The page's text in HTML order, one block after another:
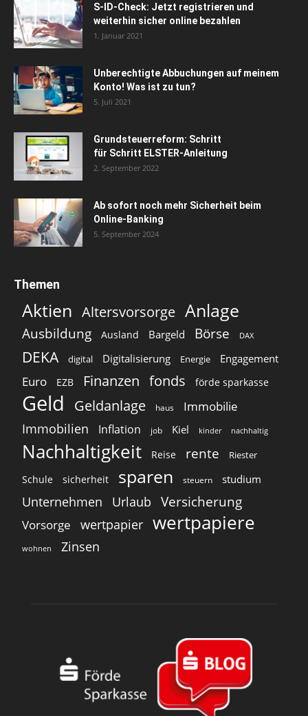
S-ID-Check: Jetzt registrieren und
weiterhin sicher online bezahlen
1. Januar 2021
Unberechtigte Abbuchungen auf meinem
Konto! Was ist zu tun?
5. Juli 2021
Grundsteuerreform: Schritt
für Schritt ELSTER-Anleitung
2. September 2022
Ab sofort noch mehr Sicherheit beim
Online-Banking
5. September 2024
Themen
Aktien Altersvorsorge Anlage
Ausbildung Ausland Bargeld Börse DAX
DEKA digital Digitalisierung Energie Engagement
Euro EZB Finanzen fonds förde sparkasse
Geld Geldanlage haus Immobilie
Immobilien Inflation job Kiel kinder nachhaltig
Nachhaltigkeit Reise rente Riester
Schule sicherheit sparen steuern studium
Unternehmen Urlaub Versicherung
Vorsorge wertpapier wertpapiere
wohnen Zinsen